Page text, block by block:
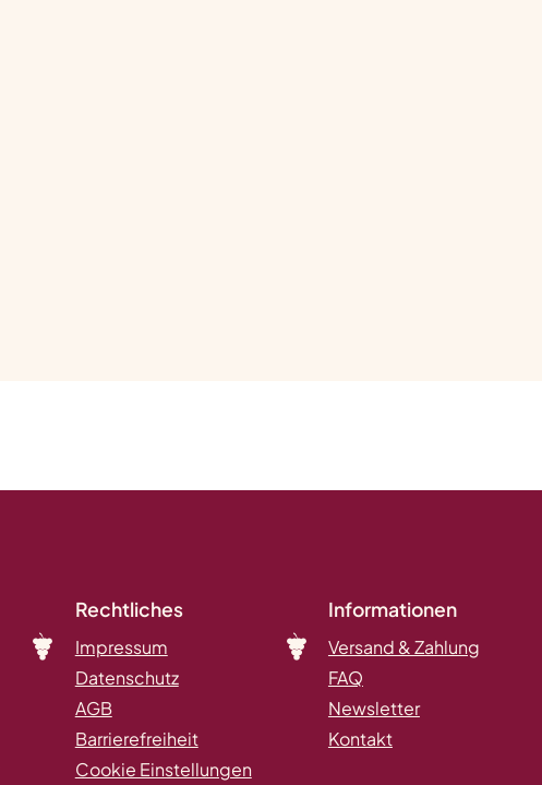
Rechtliches
Impressum
Datenschutz
AGB
Barrierefreiheit
Cookie Einstellungen
Informationen
Versand & Zahlung
FAQ
Newsletter
Kontakt